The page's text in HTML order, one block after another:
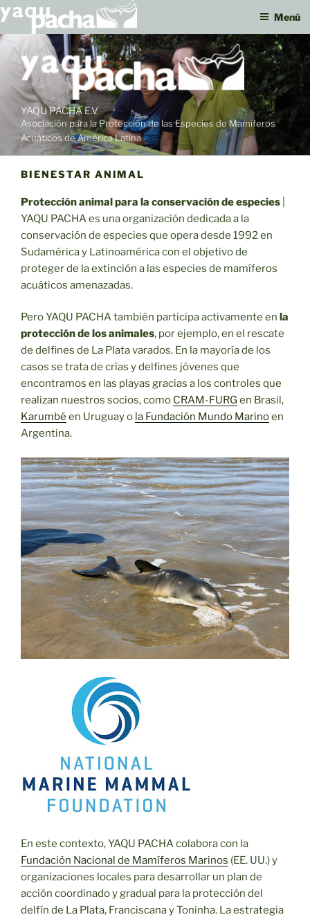
Ir
contenido
YAQU PACHA E.V.
Asociación para la Protección de las Especies de Mamíferos
Acuáticos de América Latina
Menú
BIENESTAR ANIMAL
Protección animal para la conservación de especies
YAQU PACHA es una organización dedicada a la
conservación de especies que opera desde 1992 en
Sudamérica y Latinoamérica con el objetivo de
proteger de la extinción a las especies de mamíferos
acuáticos amenazadas.
Pero YAQU PACHA también participa activamente en la
protección de los animales, por ejemplo, en el rescate
de delfines de La Plata varados. En la mayoría de los
casos se trata de crías y delfines jóvenes que
encontramos en las playas gracias a los controles que
realizan nuestros socios, como CRAM-FURG en Brasil,
Karumbé en Uruguay o la Fundación Mundo Marinoen
Argentina.
En este contexto, YAQU PACHA colabora con la
Fundación Nacional de Mamíferos Marinos (EE. UU.) y
organizaciones locales para desarrollar un plan de
acción coordinado y gradual para la protección del
delfín de La Plata, Franciscana y Toninha. La estrategia